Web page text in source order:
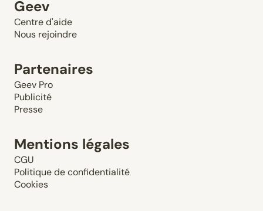
Geev
Centre d'aide
Nous rejoindre
Partenaires
Geev Pro
Publicité
Presse
Mentions légales
CGU
Politique de confidentialité
Cookies